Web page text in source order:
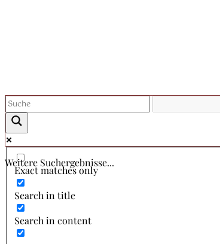
Weitere Suchergebnisse...
Exact matches only
Search in title
Search in content